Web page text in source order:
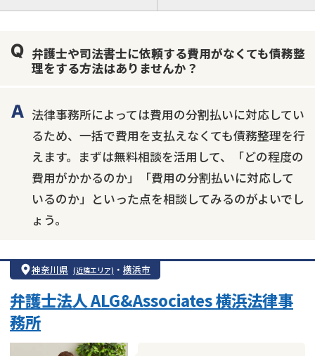
個人再生
時効援用
過払い金返還請求
会社破産・法人破産
住宅ローン
弁護士や司法書士に依頼する費用がなくても債務整
理をする方法はありませんか？
法律事務所によっては費用の分割払いに対応してい
るため、一括で費用を支払えなくても債務整理を行
えます。まずは無料相談を活用して、「どの程度の
費用がかかるのか」「費用の分割払いに対応して
いるのか」といった点を相談してみるのがよいでし
ょう。
神奈川県 (近隣エリア) ・ 横浜市
弁護士法人 ALG&Associates 横浜法律事
務所